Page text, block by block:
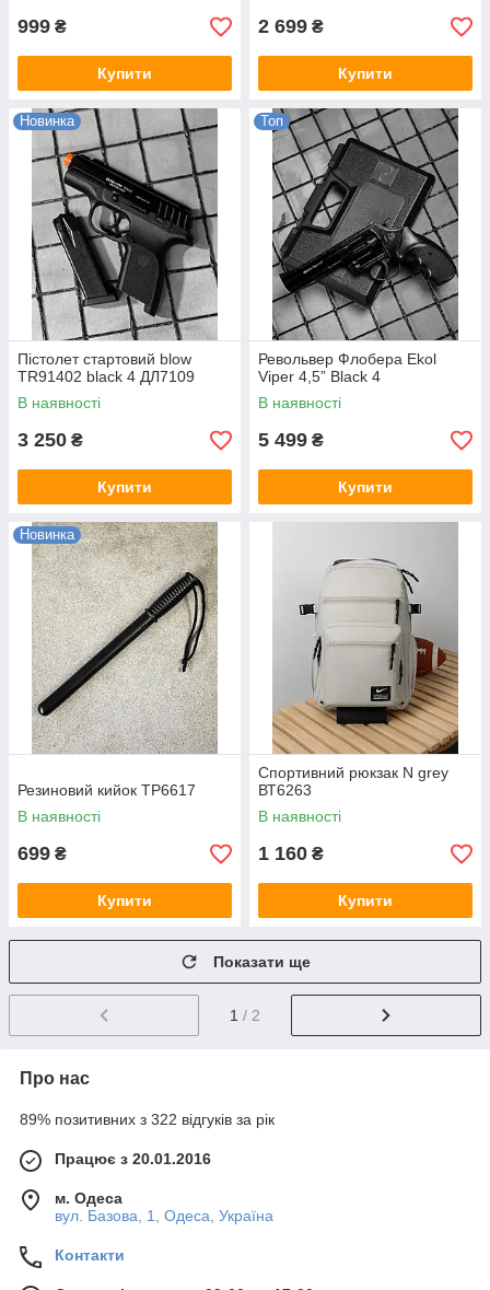
999 ₴
Купити
2 699 ₴
Купити
Новинка
Пістолет стартовий blow
TR91402 black 4 ДЛ7109
В наявності
3 250 ₴
Купити
Топ
Револьвер Флобера Ekol
Viper 4,5” Black 4
В наявності
5 499 ₴
Купити
Новинка
Резиновий кийок ТР6617
В наявності
699 ₴
Купити
Спортивний рюкзак N grey
ВТ6263
В наявності
1 160 ₴
Купити
Показати ще
1 / 2
Про нас
89% позитивних з 322 відгуків за рік
Працює з 20.01.2016
м. Одеса
вул. Базова, 1, Одеса, Україна
Контакти